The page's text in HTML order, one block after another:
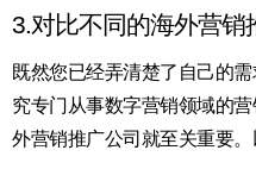
3.对比不同的海外营销
既然您已经弄清楚了自己的
究专门从事数字营销领域的
外营销推广公司就至关重要。